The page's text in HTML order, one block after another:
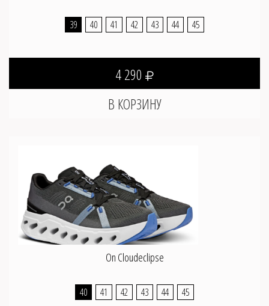
39 40 41 42 43 44 45
4 290
On Cloudeclipse
40 41 42 43 44 45